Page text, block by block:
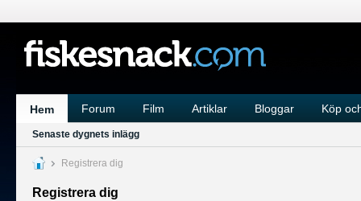
Hem Forum Film Artiklar Bloggar Köp
Senaste dygnets inlägg
Registrera dig
Registrera dig